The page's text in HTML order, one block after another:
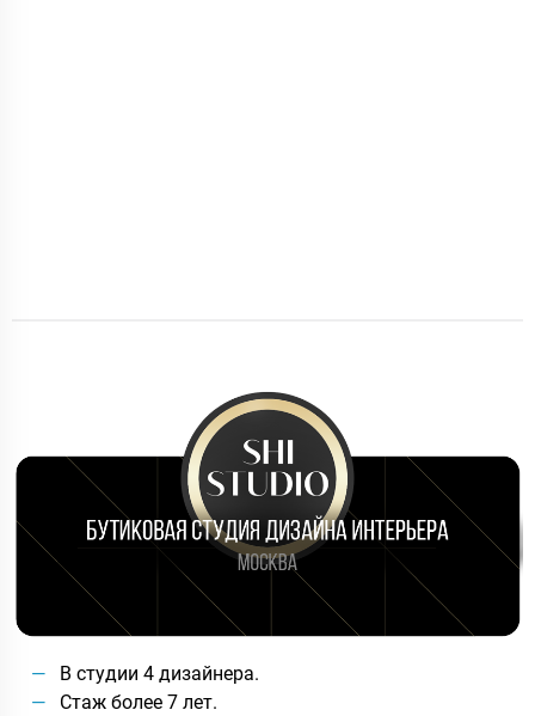
В студии 4 дизайнера.
Стаж более 7 лет.